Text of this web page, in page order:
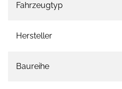
Fahrzeugtyp
Hersteller
Baureihe